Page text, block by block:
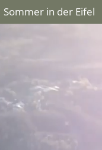
Sommer in der Eifel